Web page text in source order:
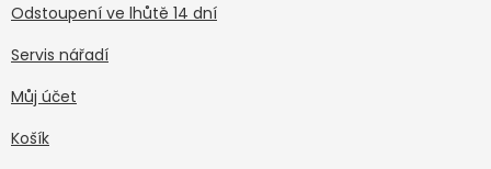
Odstoupení ve lhůtě 14 dní
Servis nářadí
Můj účet
Košík